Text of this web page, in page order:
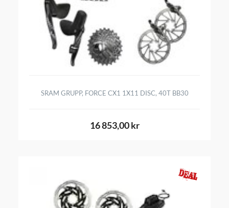
SRAM GRUPP, FORCE CX1 1X11 DISC, 40T BB30
16 853,00 kr